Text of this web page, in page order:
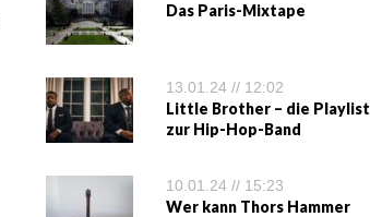
Das Paris-Mixtape
13.01.24 // 12:02
Little Brother – die Playlist
zur Hip-Hop-Band
10.01.24 // 15:23
Wer kann Thors Hammer